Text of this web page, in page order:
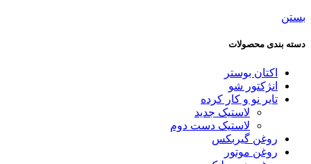
بستن
دسته بندی محصولات
اکتان بوستر
انژکتور شو
تایر نو و کار کرده
لاستیک جدید
لاستیک دست دوم
روغن گیربکس
روغن موتور